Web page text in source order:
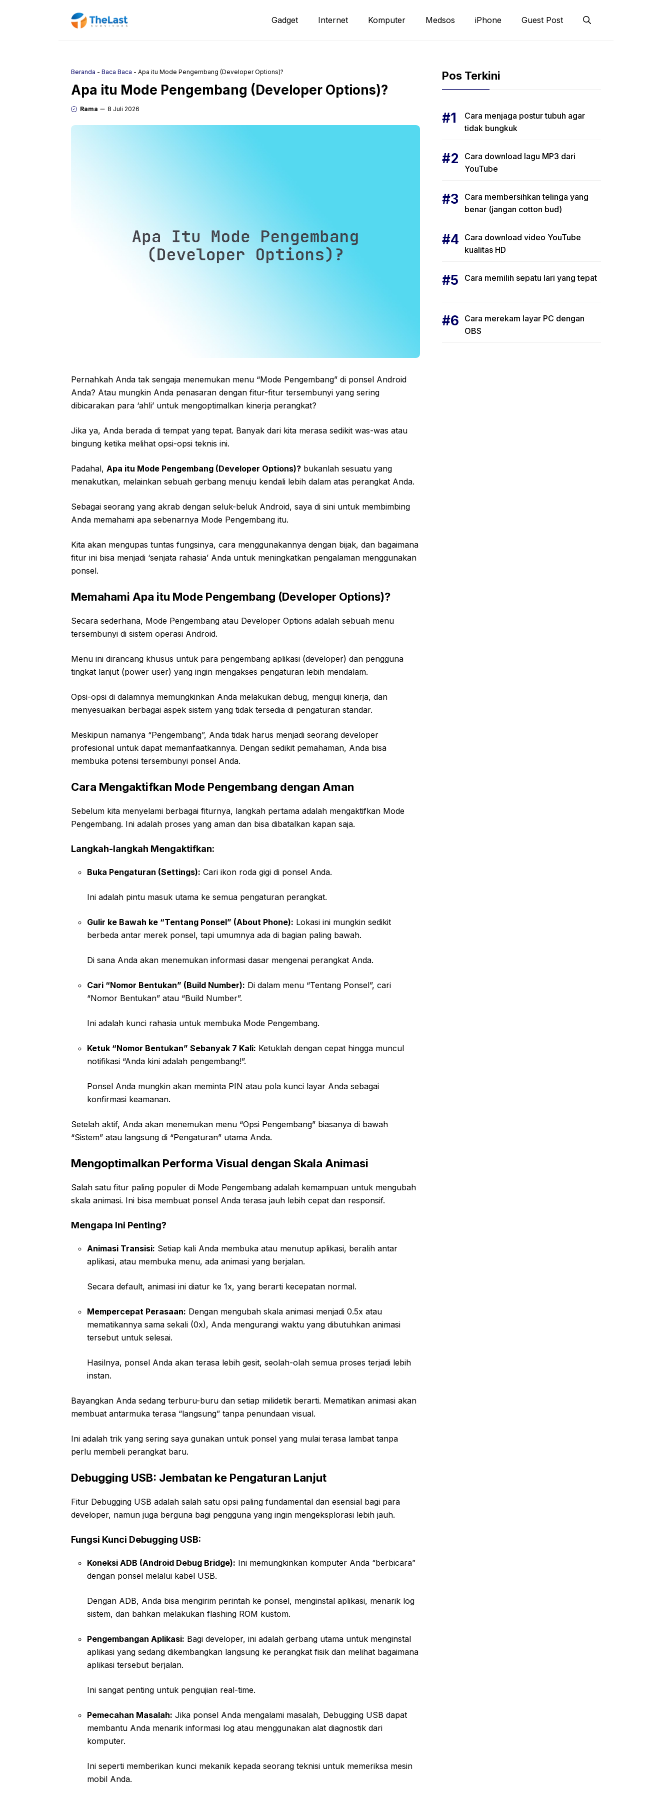
Gadget Internet Komputer Medsos iPhone Guest Post
Beranda - Baca Baca - Apa itu Mode Pengembang (Developer Options)?
Apa itu Mode Pengembang (Developer Options)?
Rama 8 Juli 2026
Pernahkah Anda tak sengaja menemukan menu “Mode Pengembang” di ponsel Android
Anda? Atau mungkin Anda penasaran dengan fitur-fitur tersembunyi yang sering
dibicarakan para ‘ahli’ untuk mengoptimalkan kinerja perangkat?
Jika ya, Anda berada di tempat yang tepat. Banyak dari kita merasa sedikit was-was atau
bingung ketika melihat opsi-opsi teknis ini.
Padahal, Apa itu Mode Pengembang (Developer Options)? bukanlah sesuatu yang
menakutkan, melainkan sebuah gerbang menuju kendali lebih dalam atas perangkat Anda.
Sebagai seorang yang akrab dengan seluk-beluk Android, saya di sini untuk membimbing
Anda memahami apa sebenarnya Mode Pengembang itu.
Kita akan mengupas tuntas fungsinya, cara menggunakannya dengan bijak, dan bagaimana
fitur ini bisa menjadi ‘senjata rahasia’ Anda untuk meningkatkan pengalaman menggunakan
ponsel.
Memahami Apa itu Mode Pengembang (Developer Options)?
Secara sederhana, Mode Pengembang atau Developer Options adalah sebuah menu
tersembunyi di sistem operasi Android.
Menu ini dirancang khusus untuk para pengembang aplikasi (developer) dan pengguna
tingkat lanjut (power user) yang ingin mengakses pengaturan lebih mendalam.
Opsi-opsi di dalamnya memungkinkan Anda melakukan debug, menguji kinerja, dan
menyesuaikan berbagai aspek sistem yang tidak tersedia di pengaturan standar.
Meskipun namanya “Pengembang”, Anda tidak harus menjadi seorang developer
profesional untuk dapat memanfaatkannya. Dengan sedikit pemahaman, Anda bisa
membuka potensi tersembunyi ponsel Anda.
Cara Mengaktifkan Mode Pengembang dengan Aman
Sebelum kita menyelami berbagai fiturnya, langkah pertama adalah mengaktifkan Mode
Pengembang. Ini adalah proses yang aman dan bisa dibatalkan kapan saja.
Langkah-langkah Mengaktifkan:
Buka Pengaturan (Settings): Cari ikon roda gigi di ponsel Anda.
Ini adalah pintu masuk utama ke semua pengaturan perangkat.
Gulir ke Bawah ke “Tentang Ponsel” (About Phone): Lokasi ini mungkin sedikit
berbeda antar merek ponsel, tapi umumnya ada di bagian paling bawah.
Di sana Anda akan menemukan informasi dasar mengenai perangkat Anda.
Cari “Nomor Bentukan” (Build Number): Di dalam menu “Tentang Ponsel”, cari
“Nomor Bentukan” atau “Build Number”.
Ini adalah kunci rahasia untuk membuka Mode Pengembang.
Ketuk “Nomor Bentukan” Sebanyak 7 Kali: Ketuklah dengan cepat hingga muncul
notifikasi “Anda kini adalah pengembang!”.
Ponsel Anda mungkin akan meminta PIN atau pola kunci layar Anda sebagai
konfirmasi keamanan.
Setelah aktif, Anda akan menemukan menu “Opsi Pengembang” biasanya di bawah
“Sistem” atau langsung di “Pengaturan” utama Anda.
Mengoptimalkan Performa Visual dengan Skala Animasi
Salah satu fitur paling populer di Mode Pengembang adalah kemampuan untuk mengubah
skala animasi. Ini bisa membuat ponsel Anda terasa jauh lebih cepat dan responsif.
Mengapa Ini Penting?
Animasi Transisi: Setiap kali Anda membuka atau menutup aplikasi, beralih antar
aplikasi, atau membuka menu, ada animasi yang berjalan.
Secara default, animasi ini diatur ke 1x, yang berarti kecepatan normal.
Mempercepat Perasaan: Dengan mengubah skala animasi menjadi 0.5x atau
mematikannya sama sekali (0x), Anda mengurangi waktu yang dibutuhkan animasi
tersebut untuk selesai.
Hasilnya, ponsel Anda akan terasa lebih gesit, seolah-olah semua proses terjadi lebih
instan.
Bayangkan Anda sedang terburu-buru dan setiap milidetik berarti. Mematikan animasi akan
membuat antarmuka terasa “langsung” tanpa penundaan visual.
Ini adalah trik yang sering saya gunakan untuk ponsel yang mulai terasa lambat tanpa
perlu membeli perangkat baru.
Debugging USB: Jembatan ke Pengaturan Lanjut
Fitur Debugging USB adalah salah satu opsi paling fundamental dan esensial bagi para
developer, namun juga berguna bagi pengguna yang ingin mengeksplorasi lebih jauh.
Fungsi Kunci Debugging USB:
Koneksi ADB (Android Debug Bridge): Ini memungkinkan komputer Anda “berbicara”
dengan ponsel melalui kabel USB.
Dengan ADB, Anda bisa mengirim perintah ke ponsel, menginstal aplikasi, menarik log
sistem, dan bahkan melakukan flashing ROM kustom.
Pengembangan Aplikasi: Bagi developer, ini adalah gerbang utama untuk menginstal
aplikasi yang sedang dikembangkan langsung ke perangkat fisik dan melihat bagaimana
aplikasi tersebut berjalan.
Ini sangat penting untuk pengujian real-time.
Pemecahan Masalah: Jika ponsel Anda mengalami masalah, Debugging USB dapat
membantu Anda menarik informasi log atau menggunakan alat diagnostik dari
komputer.
Ini seperti memberikan kunci mekanik kepada seorang teknisi untuk memeriksa mesin
mobil Anda.
Pos Terkini
Cara menjaga postur tubuh agar
tidak bungkuk
Cara download lagu MP3 dari
YouTube
Cara membersihkan telinga yang
benar (jangan cotton bud)
Cara download video YouTube
kualitas HD
Cara memilih sepatu lari yang tepat
Cara merekam layar PC dengan
OBS